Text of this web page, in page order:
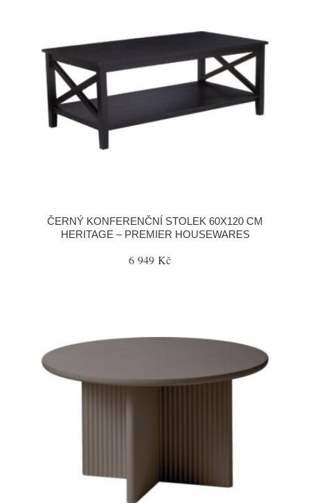
ČERNÝ KONFERENČNÍ STOLEK 60X120 CM
HERITAGE – PREMIER HOUSEWARES
6 949 Kč